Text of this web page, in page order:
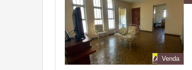
Venda